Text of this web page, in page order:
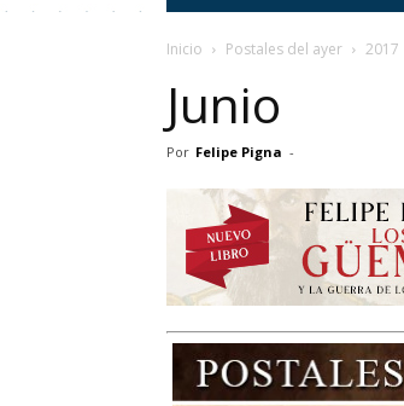
Inicio Postales del ayer 2017
Junio
Por Felipe Pigna -